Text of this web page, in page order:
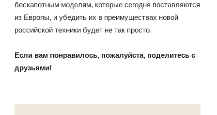
бескапотным моделям, которые сегодня поставляются
из Европы, и убедить их в преимуществах новой
российской техники будет не так просто.
Если вам понравилось, пожалуйста, поделитесь с
друзьями!